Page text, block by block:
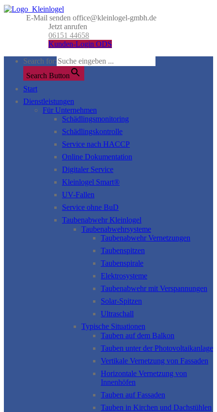
E-Mail senden office@kleinlogel-gmbh.de
Jetzt anrufen
06151 44658
Kunden-Login ODS
Search for:
Search Button
Start
Dienstleistungen
Für Unternehmen
Schädlingsmonitoring
Schädlingskontrolle
Service nach HACCP
Online Dokumentation
Digitaler Service
Kleinlogel Smart®
UV-Fallen
Service ohne BuD
Taubenabwehr Kleinlogel
Taubenabwehrsysteme
Taubenabwehr Vernetzungen
Taubenspitzen
Taubenspirale
Elektrosysteme
Taubenabwehr mit Verspannungen
Solar-Spitzen
Ultraschall
Typische Situationen
Tauben auf dem Balkon
Tauben unter der Photovoltaikanlage
Vertikale Vernetzung von Fassaden
Horizontale Vernetzung von
Innenhöfen
Tauben auf Fassaden
Tauben in Kirchen und Dachstühlen